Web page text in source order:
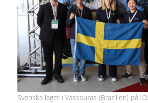
Svenska laget i Vassouras (Brazilien) på